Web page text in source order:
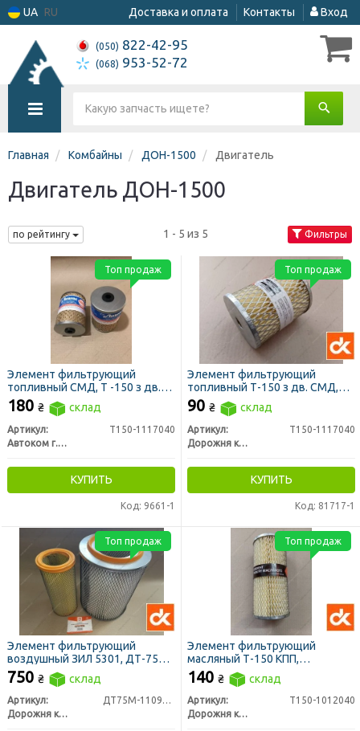
UA RU Доставка и оплата Контакты Вход
(050) 822-42-95
(068) 953-52-72
Главная Комбайны ДОН-1500 Двигатель
Двигатель ДОН-1500
по рейтингу 1 - 5 из 5 Фильтры
Элемент фильтрующий
топливный СМД, Т -150 з дв.
СМД, ДОН 1500, НИВА СК 5
сквозной (ЛААЗ)
180 ₴ склад
Артикул:
Т150-1117040
Автоком г. Ливны
КУПИТЬ
Код: 9661-1
Топ продаж
Элемент фильтрующий
топливный Т-150 з дв. СМД,
ДОН 1500, НИВА СК 5 метал.
сквозной 12х9 см (ДК)
90 ₴ склад
Артикул:
Т150-1117040
Дорожня карта
КУПИТЬ
Код: 81717-1
Топ продаж
Элемент фильтрующий
воздушный ЗИЛ 5301, ДТ-75
(ДК)
750 ₴ склад
Артикул:
ДТ75М-1109560
Дорожня карта
Топ продаж
Элемент фильтрующий
масляный Т-150 КПП,
гидросистемы МТЗ метал.
ДОН 1500 (ДК)
140 ₴ склад
Артикул:
Т150-1012040
Дорожня карта
Топ продаж